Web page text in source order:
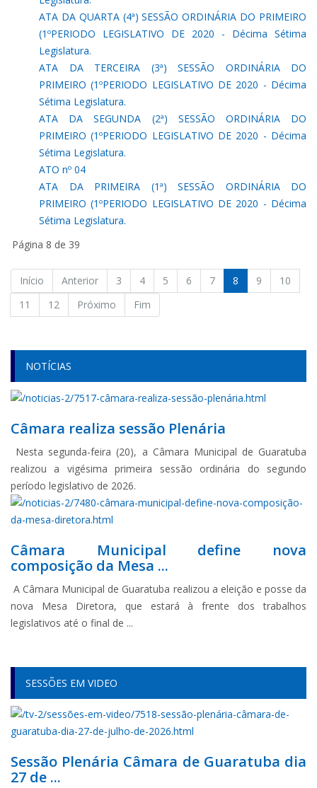
ATA DA QUARTA (4ª) SESSÃO ORDINÁRIA DO PRIMEIRO
(1ºPERIODO LEGISLATIVO DE 2020 - Décima Sétima
Legislatura.
ATA DA TERCEIRA (3ª) SESSÃO ORDINÁRIA DO
PRIMEIRO (1ºPERIODO LEGISLATIVO DE 2020 - Décima
Sétima Legislatura.
ATA DA SEGUNDA (2ª) SESSÃO ORDINÁRIA DO
PRIMEIRO (1ºPERIODO LEGISLATIVO DE 2020 - Décima
Sétima Legislatura.
ATO nº 04
ATA DA PRIMEIRA (1ª) SESSÃO ORDINÁRIA DO
PRIMEIRO (1ºPERIODO LEGISLATIVO DE 2020 - Décima
Sétima Legislatura.
Página 8 de 39
Início Anterior 3 4 5 6 7 8 9
10
11
12 Próximo Fim
NOTÍCIAS
Câmara realiza sessão Plenária
Nesta segunda-feira (20), a Câmara Municipal de Guaratuba
realizou a vigésima primeira sessão ordinária do segundo
período legislativo de 2026.
Câmara Municipal define nova
composição da Mesa ...
A Câmara Municipal de Guaratuba realizou a eleição e posse da
nova Mesa Diretora, que estará à frente dos trabalhos
legislativos até o final de ...
SESSÕES EM VIDEO
Sessão Plenária Câmara de Guaratuba dia
27 de ...